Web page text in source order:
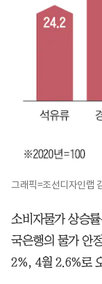
그래픽=조선디자인랩
소비자물가 상승
국은행의 물가 안
2%, 4월 2.6%로